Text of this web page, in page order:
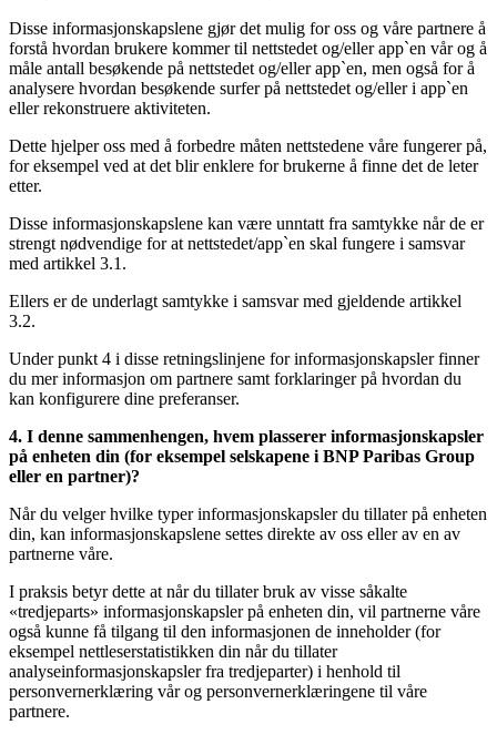
Disse informasjonskapslene gjør det mulig for oss og våre partnere å
forstå hvordan brukere kommer til nettstedet og/eller app`en vår og å
måle antall besøkende på nettstedet og/eller app`en, men også for å
analysere hvordan besøkende surfer på nettstedet og/eller i app`en
eller rekonstruere aktiviteten.
Dette hjelper oss med å forbedre måten nettstedene våre fungerer på,
for eksempel ved at det blir enklere for brukerne å finne det de leter
etter.
Disse informasjonskapslene kan være unntatt fra samtykke når de er
strengt nødvendige for at nettstedet/app`en skal fungere i samsvar
med artikkel 3.1.
Ellers er de underlagt samtykke i samsvar med gjeldende artikkel
3.2.
Under punkt 4 i disse retningslinjene for informasjonskapsler finner
du mer informasjon om partnere samt forklaringer på hvordan du
kan konfigurere dine preferanser.
4. I denne sammenhengen, hvem plasserer informasjonskapsler
på enheten din (for eksempel selskapene i BNP Paribas Group
eller en partner)?
Når du velger hvilke typer informasjonskapsler du tillater på enheten
din, kan informasjonskapslene settes direkte av oss eller av en av
partnerne våre.
I praksis betyr dette at når du tillater bruk av visse såkalte
«tredjeparts» informasjonskapsler på enheten din, vil partnerne våre
også kunne få tilgang til den informasjonen de inneholder (for
eksempel nettleserstatistikken din når du tillater
analyseinformasjonskapsler fra tredjeparter) i henhold til
personvernerklæring vår og personvernerklæringene til våre
partnere.